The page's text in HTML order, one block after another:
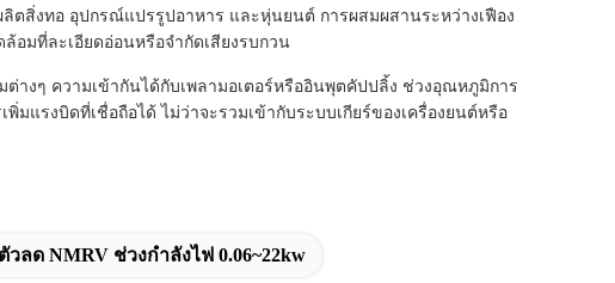
ตสิ่งทอ อุปกรณ์แปรรูปอาหาร และหุ่นยนต์ การผสมผสานระหว่างเฟือง
อมที่ละเอียดอ่อนหรือจำกัดเสียงรบกวน
างๆ ความเข้ากันได้กับเพลามอเตอร์หรืออินพุตคัปปลิ้ง ช่วงอุณหภูมิการ
แรงบิดที่เชื่อถือได้ ไม่ว่าจะรวมเข้ากับระบบเกียร์ของเครื่องยนต์หรือ
ตัวลด NMRV ช่วงกำลังไฟ 0.06~22kw